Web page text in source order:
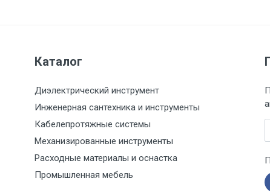
Каталог
Диэлектрический инструмент
Инженерная сантехника и инструменты
Кабелепротяжные системы
Механизированные инструменты
Расходные материалы и оснастка
Промышленная мебель